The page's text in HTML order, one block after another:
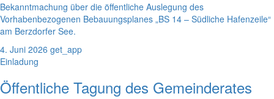
Bekanntmachung über die öffentliche Auslegung des
Vorhabenbezogenen Bebauungsplanes „BS 14 – Südliche Hafenzeile“
am Berzdorfer See.
4. Juni 2026 get_app
Einladung
Öffentliche Tagung des Gemeinderates